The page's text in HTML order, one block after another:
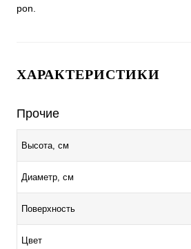
pon.
ХАРАКТЕРИСТИКИ
Прочие
Высота, см
Диаметр, см
Поверхность
Цвет